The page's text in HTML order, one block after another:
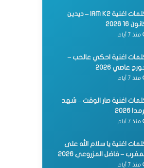
كلمات اغنية IAM K2 – ديدين
16 2026
منذ 7 أيام
اغنية احكي عالحب –
عاصي 2026
منذ 7 أيام
اغنية صار الوقت – شهد
2026
منذ 7 أيام
اغنية يا سلام الله على
– فاضل المزروعي 2026
منذ 7 أيام